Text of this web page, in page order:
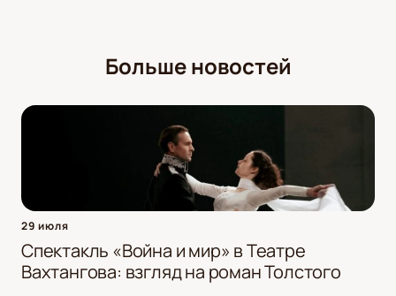
Больше новостей
29 июля
Спектакль «Война и мир» в Театре
Вахтангова: взгляд на роман Толстого